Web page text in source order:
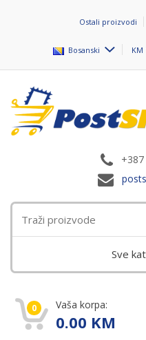
Ostali proizvodi
Bosanski KM
Sve
0 Vaša korpa:
0.00 KM